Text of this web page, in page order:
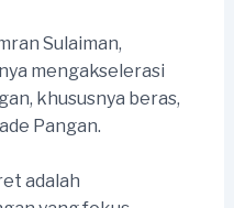
Sulaiman,
mengakselerasi
khususnya beras,
Pangan.
adalah